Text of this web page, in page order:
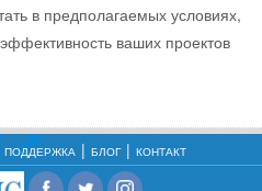
в предполагаемых условиях,
ваших проектов
ПОДДЕРЖКА БЛОГ КОНТАКТ